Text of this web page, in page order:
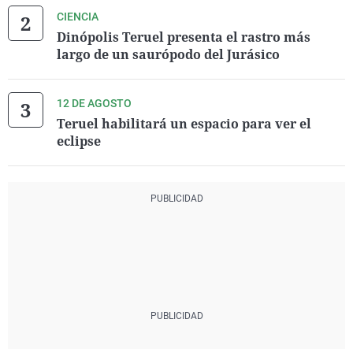
CIENCIA
Dinópolis Teruel presenta el rastro más
largo de un saurópodo del Jurásico
12 DE AGOSTO
Teruel habilitará un espacio para ver el
eclipse